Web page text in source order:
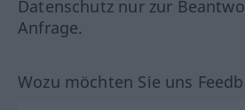
Datenschutz nur zur
Anfrage.
Wozu möchten Sie uns